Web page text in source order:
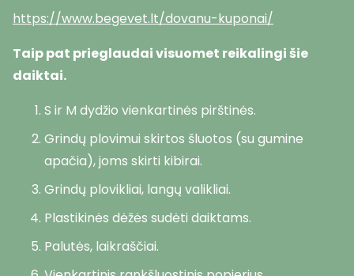
https://www.begevet.lt/dovanu-kuponai/
Taip pat prieglaudai visuomet reikalingi šie
daiktai.
S ir M dydžio vienkartinės pirštinės.
Grindų plovimui skirtos šluotos (su gumine
apačia), joms skirti kibirai.
Grindų plovikliai, langų valikliai.
Plastikinės dėžės sudėti daiktams.
Palutės, laikraščiai.